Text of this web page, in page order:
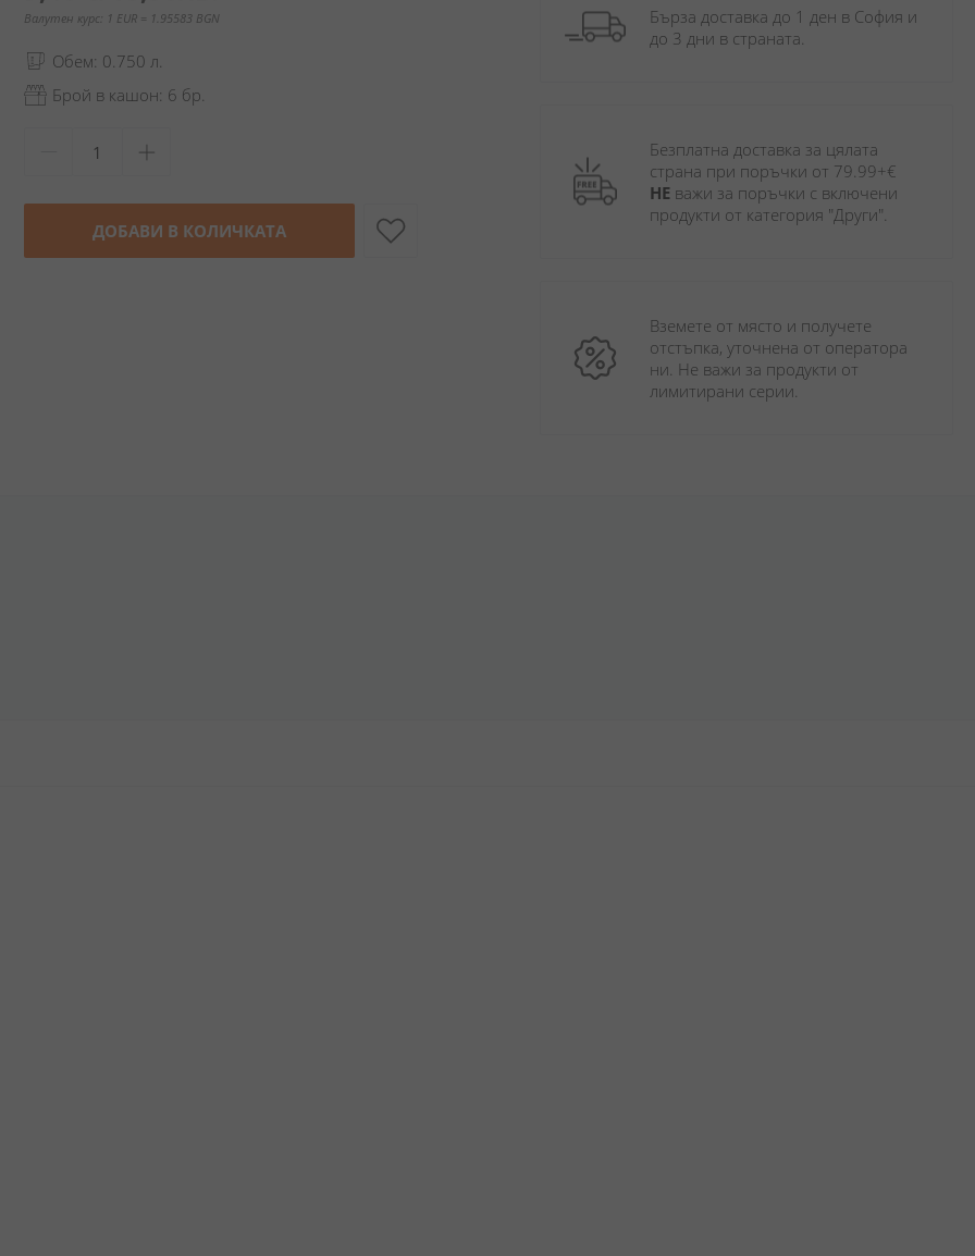
Валутен курс: 1 EUR = 1.95583 BGN
Обем: 0.750 л.
Брой в кашон: 6 бр.
ДОБАВИ В КОЛИЧКАТА
Бърза доставка до 1 ден в София и
до 3 дни в страната.
Безплатна доставка за цялата
НЕ важи за поръчки с включени
продукти от категория "Други".
Вземете от място и получете
отстъпка, уточнена от оператора
ни. Не важи за продукти от
лимитирани серии.